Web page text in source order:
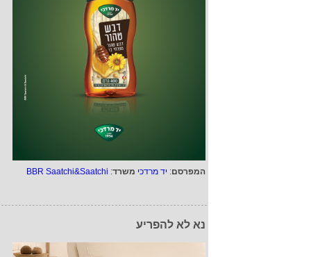
המפרסם: יד מרדכי משרד:
BBR Saatchi&Saatchi
נא לא להפריע